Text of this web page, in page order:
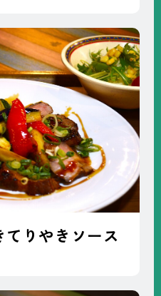
りやきソース